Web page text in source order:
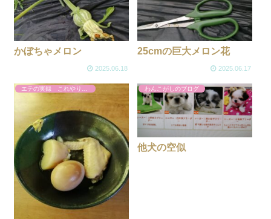
かぼちゃメロン
2025.06.18
25cmの巨大メロン花
2025.06.17
エテの実録 これやりました わんこがしのブログ
他犬の空似